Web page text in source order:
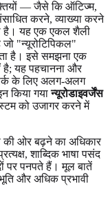
— जैसे कि ऑटिज्म,
करने, व्याख्या करने
है। यह एक एकल शैली
"न्यूरोटिपिकल"
है। इसे समझना एक
यह पहचानना और
के लिए अलग-अलग
किया गयान्यूरोडाइवर्जेंस
को उजागर करने में
की ओर बढ़ने का अधिकार
शाब्दिक भाषा पसंद
पर पनपते हैं। मूल बातें
और अधिक प्रभावी